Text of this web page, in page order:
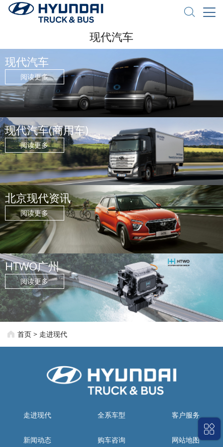
现代汽车
现代汽车
阅读更多
现代汽车(商用车)
阅读更多
北京现代资讯
阅读更多
HTWO广州
阅读更多
首页 > 走进现代
走进现代 全系车型 客户服务
新闻动态 购车咨询 网站地图